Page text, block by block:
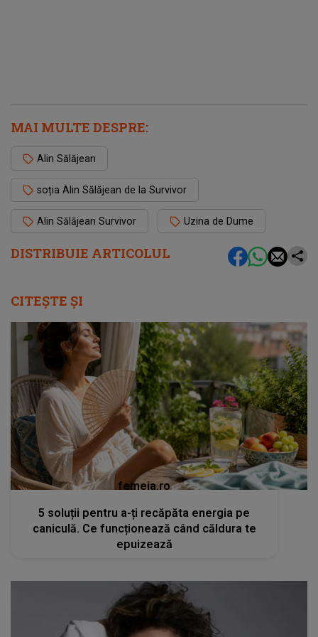
DISTRIBUIE ARTICOLUL
MAI MULTE DESPRE:
Alin Sălăjean
soția Alin Sălăjean de la Survivor
Alin Sălăjean Survivor Uzina de Dume
CITEȘTE ȘI
femeia.ro
5 soluții pentru a-ți recăpăta energia pe
caniculă. Ce funcționează când căldura te
epuizează